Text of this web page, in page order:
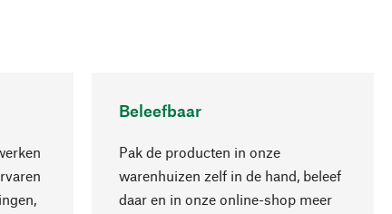
Beleefbaar
Pak de producten in onze
warenhuizen zelf in de hand, beleef
daar en in onze online-shop meer